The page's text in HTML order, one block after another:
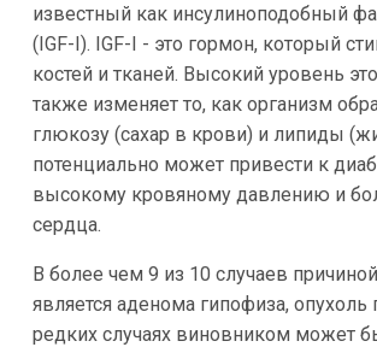
известный как инсулиноподобный
(IGF-I). IGF-I - это гормон, который
костей и тканей. Высокий уровень
также изменяет то, как организм
глюкозу (сахар в крови) и липиды
потенциально может привести к
высокому кровяному давлению и
сердца.
В более чем 9 из 10 случаев
является аденома гипофиза, опухоль
редких случаях виновником может